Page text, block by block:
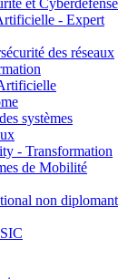
et Cyberdéfense
- Expert
des réseaux
systèmes
- Transformation
de Mobilité
non diplomant